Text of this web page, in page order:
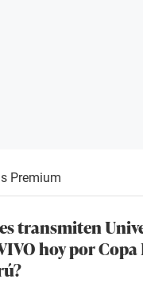
Premium
transmiten
hoy por